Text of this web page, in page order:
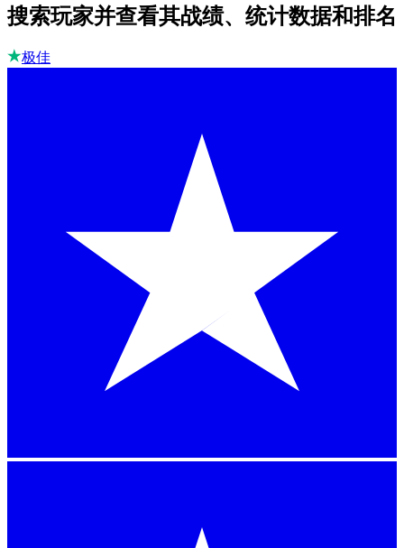
搜索玩家并查看其战绩、统计数据和排名
极佳